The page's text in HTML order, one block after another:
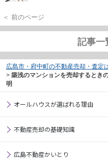
＜ 前のページ
記事一
広島市・府中町の不動産売却・査定
> 築浅のマンションを売却するとき
明
オールハウスが選ばれる理由
不動産売却の基礎知識
広島不動産かいとり